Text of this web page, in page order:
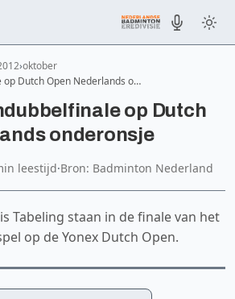
oktober
Dutch Open Nederlands o…
op Dutch
onderonsje
leestijd·Bron: Badminton Nederland
Tabeling staan in de finale van het
op de Yonex Dutch Open.